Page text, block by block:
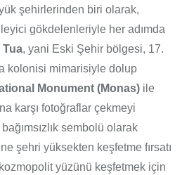
şehirlerinden biri olarak,
gökdelenleriyle her adımda
Tua, yani Eski Şehir bölgesi, 17.
kolonisi mimarisiyle dolup
Monument (Monas) ile
karşı fotoğraflar çekmeyi
bağımsızlık sembolü olarak
şehri yüksekten keşfetme fırsatı
yüzünü keşfetmek için